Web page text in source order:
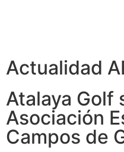
Actualidad
Atalaya Golf
Asociación
Campos de